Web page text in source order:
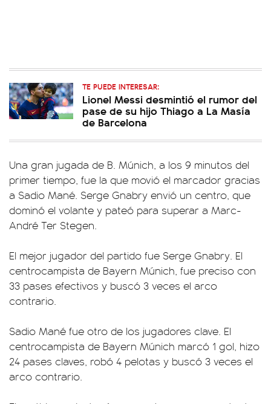
TE PUEDE INTERESAR:
Lionel Messi desmintió el rumor del
pase de su hijo Thiago a La Masía
de Barcelona
Una gran jugada de B. Múnich, a los 9 minutos del
primer tiempo, fue la que movió el marcador gracias
a Sadio Mané. Serge Gnabry envió un centro, que
dominó el volante y pateó para superar a Marc-
André Ter Stegen.
El mejor jugador del partido fue Serge Gnabry. El
centrocampista de Bayern Múnich, fue preciso con
33 pases efectivos y buscó 3 veces el arco
contrario.
Sadio Mané fue otro de los jugadores clave. El
centrocampista de Bayern Múnich marcó 1 gol, hizo
24 pases claves, robó 4 pelotas y buscó 3 veces el
arco contrario.